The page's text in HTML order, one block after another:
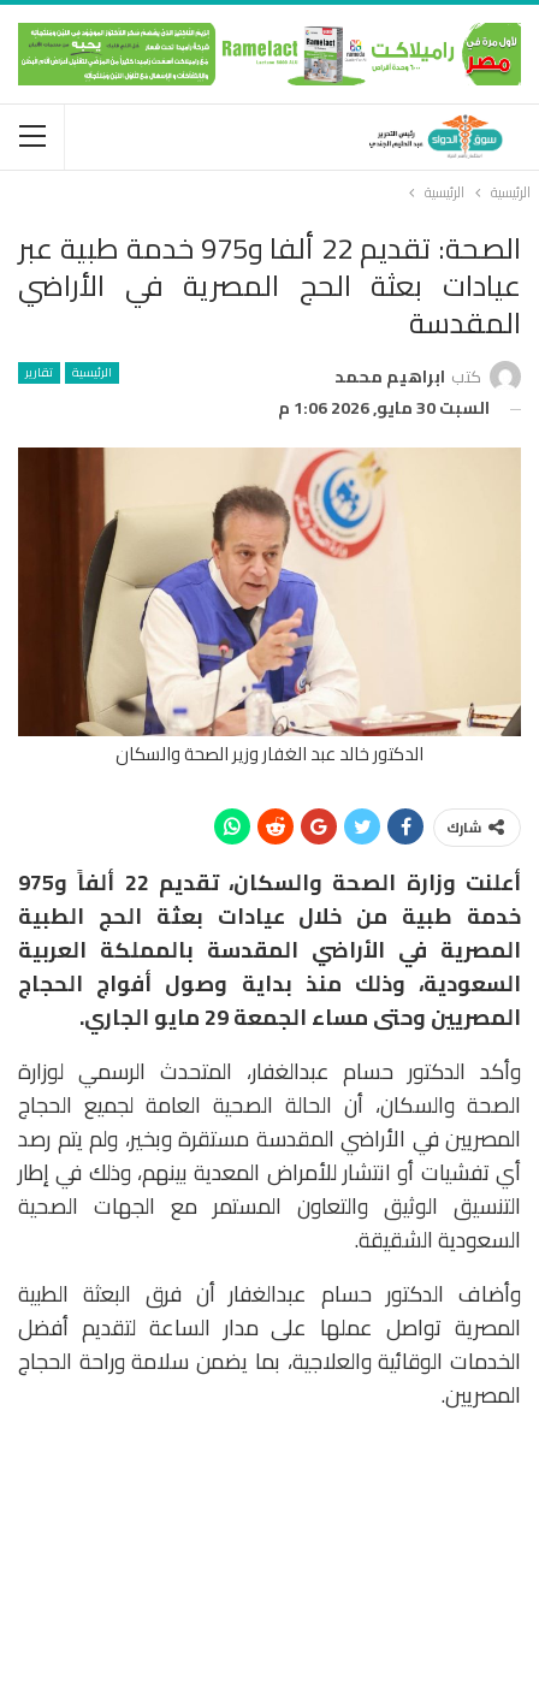
الرئيسية الرئيسية
الصحة: تقديم 22 ألفا و975 خدمة طبية عبر
عيادات بعثة الحج المصرية في الأراضي
المقدسة
الرئيسية تقارير كتب ابراهيم محمد
السبت 30 مايو, 2026 1:06 م
الدكتور خالد عبد الغفار وزير الصحة والسكان
شارك
أعلنت وزارة الصحة والسكان، تقديم 22 ألفاً و975
خدمة طبية من خلال عيادات بعثة الحج الطبية
المصرية في الأراضي المقدسة بالمملكة العربية
السعودية، وذلك منذ بداية وصول أفواج الحجاج
المصريين وحتى مساء الجمعة 29 مايو الجاري.
وأكد الدكتور حسام عبدالغفار، المتحدث الرسمي لوزارة
الصحة والسكان، أن الحالة الصحية العامة لجميع الحجاج
المصريين في الأراضي المقدسة مستقرة وبخير، ولم يتم رصد
أي تفشيات أو انتشار للأمراض المعدية بينهم، وذلك في إطار
التنسيق الوثيق والتعاون المستمر مع الجهات الصحية
السعودية الشقيقة.
وأضاف الدكتور حسام عبدالغفار أن فرق البعثة الطبية
المصرية تواصل عملها على مدار الساعة لتقديم أفضل
الخدمات الوقائية والعلاجية، بما يضمن سلامة وراحة الحجاج
المصريين.